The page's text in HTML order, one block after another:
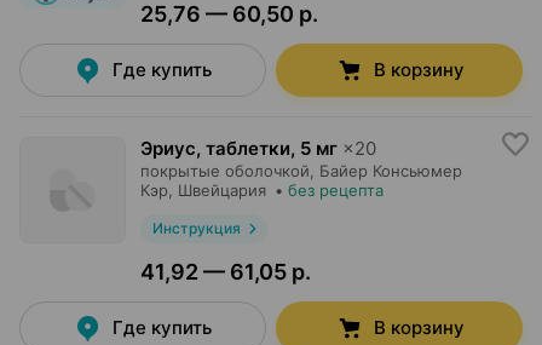
25,76 — 60,50 р.
Где купить В корзину
Эриус, таблетки, 5 мг ×20
покрытые оболочкой,
Байер Консьюмер
Кэр , Швейцария • без рецепта
Инструкция
41,92 — 61,05 р.
Где купить В корзину